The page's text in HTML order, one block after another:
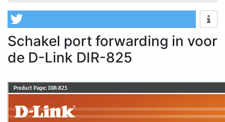
Schakel port forwarding in voor
de D-Link DIR-825